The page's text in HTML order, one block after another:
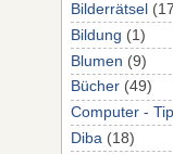
Bilderrätsel
Bildung (1)
Blumen (9)
Bücher (49)
Computer -
Diba (18)